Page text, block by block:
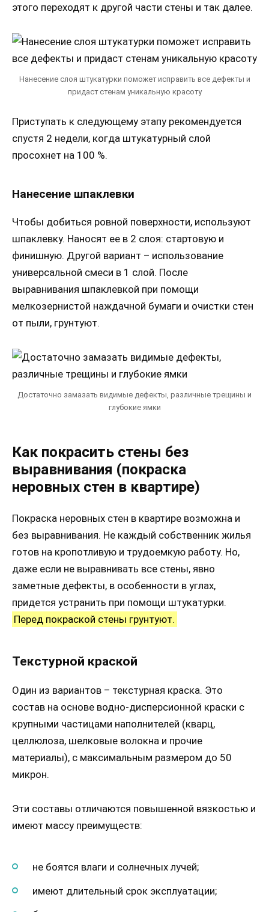
этого переходят к другой части стены и так далее.
Нанесение слоя штукатурки поможет исправить все дефекты и
придаст стенам уникальную красоту
Приступать к следующему этапу рекомендуется
спустя 2 недели, когда штукатурный слой
просохнет на 100 %.
Нанесение шпаклевки
Чтобы добиться ровной поверхности, используют
шпаклевку. Наносят ее в 2 слоя: стартовую и
финишную. Другой вариант – использование
универсальной смеси в 1 слой. После
выравнивания шпаклевкой при помощи
мелкозернистой наждачной бумаги и очистки стен
от пыли, грунтуют.
Достаточно замазать видимые дефекты, различные трещины и
глубокие ямки
Как покрасить стены без
выравнивания (покраска
неровных стен в квартире)
Покраска неровных стен в квартире возможна и
без выравнивания. Не каждый собственник жилья
готов на кропотливую и трудоемкую работу. Но,
даже если не выравнивать все стены, явно
заметные дефекты, в особенности в углах,
придется устранить при помощи штукатурки.
Перед покраской стены грунтуют.
Текстурной краской
Один из вариантов – текстурная краска. Это
состав на основе водно-дисперсионной краски с
крупными частицами наполнителей (кварц,
целлюлоза, шелковые волокна и прочие
материалы), с максимальным размером до 50
микрон.
Эти составы отличаются повышенной вязкостью и
имеют массу преимуществ:
не боятся влаги и солнечных лучей;
имеют длительный срок эксплуатации;